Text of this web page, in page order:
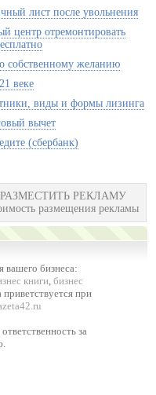
лист после увольнения
центр отремонтировать
собственному желанию
веке
виды и формы лизинга
вычет
(сбербанк)
РАЗМЕСТИТЬ РЕКЛАМУ
размещения рекламы
вашего бизнеса:
книги,бизнес
при
за